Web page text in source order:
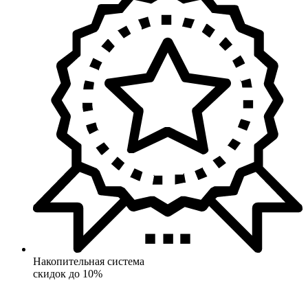
Накопительная система
скидок до 10%